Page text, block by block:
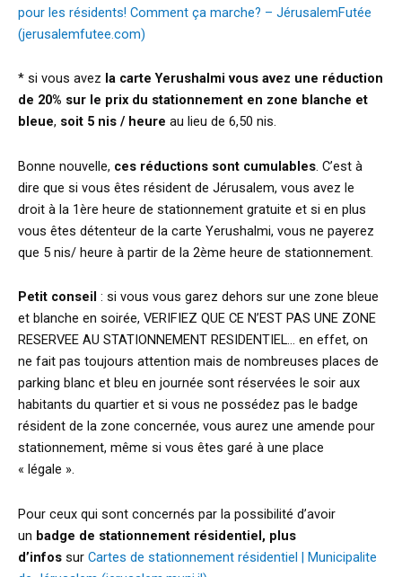
pour les résidents! Comment ça marche? – JérusalemFutée
(jerusalemfutee.com)
* si vous avez la carte Yerushalmi vous avez une réduction
de 20% sur le prix du stationnement en zone blanche et
bleue, soit 5 nis / heure au lieu de 6,50 nis.
Bonne nouvelle, ces réductions sont cumulables. C’est à
dire que si vous êtes résident de Jérusalem, vous avez le
droit à la 1ère heure de stationnement gratuite et si en plus
vous êtes détenteur de la carte Yerushalmi, vous ne payerez
que 5 nis/ heure à partir de la 2ème heure de stationnement.
Petit conseil : si vous vous garez dehors sur une zone bleue
et blanche en soirée, VERIFIEZ QUE CE N’EST PAS UNE ZONE
RESERVEE AU STATIONNEMENT RESIDENTIEL… en effet, on
ne fait pas toujours attention mais de nombreuses places de
parking blanc et bleu en journée sont réservées le soir aux
habitants du quartier et si vous ne possédez pas le badge
résident de la zone concernée, vous aurez une amende pour
stationnement, même si vous êtes garé à une place
« légale ».
Pour ceux qui sont concernés par la possibilité d’avoir
un badge de stationnement résidentiel, plus
d’infos sur Cartes de stationnement résidentiel | Municipalite